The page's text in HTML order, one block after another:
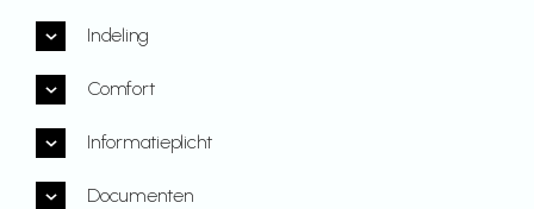
Indeling
Comfort
Informatieplicht
Documenten